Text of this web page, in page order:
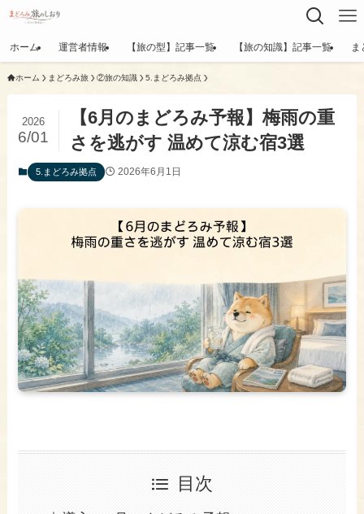
ホーム 運営者情報 【旅の型】記事一覧 【旅の知識】記事一覧 ま
ホーム まどろみ旅 ②旅の知識 ​5.まどろみ拠点
【6月のまどろみ予報】梅雨の重
さを逃がす 温めて涼む宿3選
2026
6/01
​5.まどろみ拠点 2026年6月1日
目次